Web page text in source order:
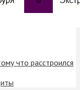
что расстроился